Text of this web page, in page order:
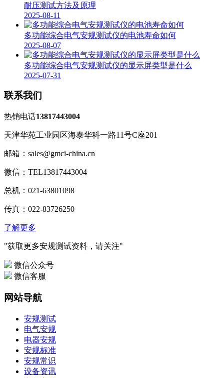
耐压测试方法及原理
2025-08-11
多功能综合电气安规测试仪的电池寿命如何
2025-08-07
多功能综合电气安规测试仪的显示屏类型是什么
2025-07-31
联系我们
热销电话13817443004
天津华苑工业园区海泰华科一路11号C座201
邮箱：sales@gmci-china.cn
微信：TEL13817443004
总机：021-63801098
传真：022-83726250
了解更多
"获取更多安规测试资料，请关注"
微信公众号
微信客服
网站导航
安规测试
电气安规
电器安规
安规标准
安规常识
设备资讯